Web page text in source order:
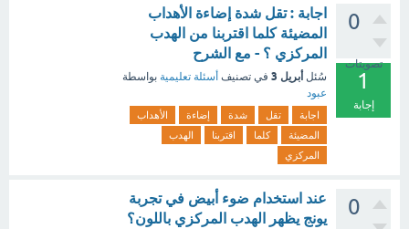
0
تصويتات
1
إجابة
اجابة : تقل شدة إضاءة الأهداب
المضيئة كلما اقتربنا من الهدب
المركزي ؟ - مع الشرح
سُئل أبريل 3 في تصنيف أسئلة تعليمية بواسطة
عبود
اجابة تقل شدة إضاءة
الأهداب
المضيئة
كلما اقتربنا
الهدب
المركزي
0
عند استخدام ضوء أبيض في تجربة
يونج يظهر الهدب المركزي باللون؟